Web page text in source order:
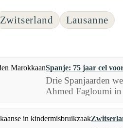
Zwitserland Lausanne
Spanje: 75 jaar cel
Drie Spanjaarden
Ahmed Fagloumi